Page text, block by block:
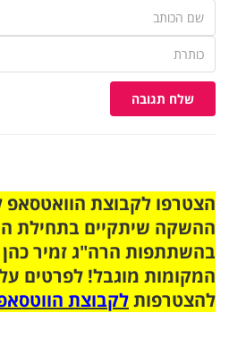
שלח תגובה
ההשקה שיתקיים בתחילת
בהשתתפות הרה"ג זמיר
המקומות מוגבל! לפרטים
להצטרפותלקבוצת